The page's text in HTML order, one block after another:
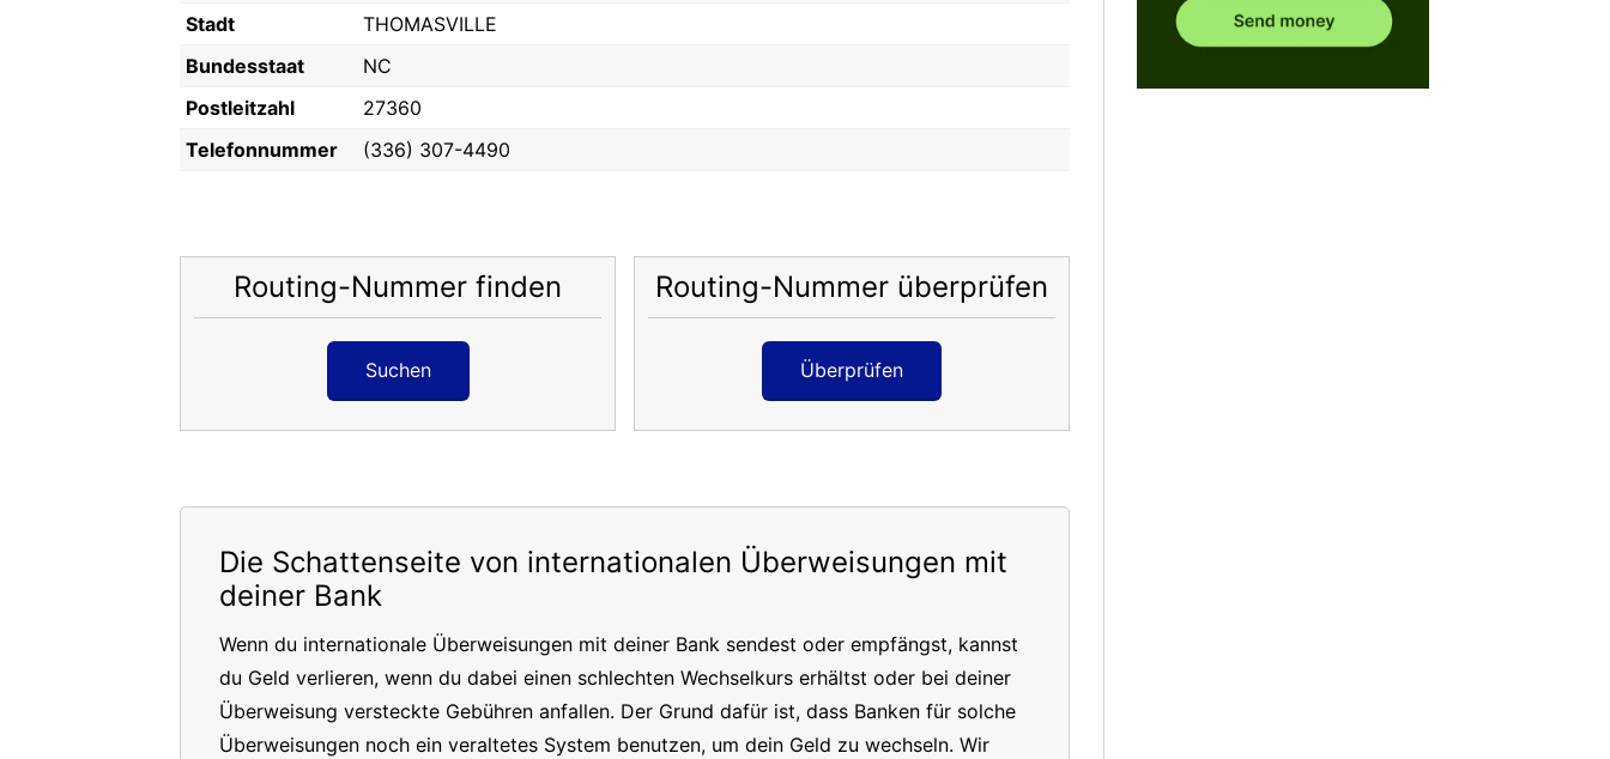
Stadt
THOMASVILLE
Bundesstaat
NC
Postleitzahl
27360
Telefonnummer
(336) 307-4490
Routing-Nummer finden
Suchen
Routing-Nummer überprüfen
Überprüfen
Die Schattenseite von internationalen Überweisungen mit
deiner Bank
Wenn du internationale Überweisungen mit deiner Bank sendest oder empfängst, kannst
du Geld verlieren, wenn du dabei einen schlechten Wechselkurs erhältst oder bei deiner
Überweisung versteckte Gebühren anfallen. Der Grund dafür ist, dass Banken für solche
Überweisungen noch ein veraltetes System benutzen, um dein Geld zu wechseln. Wir